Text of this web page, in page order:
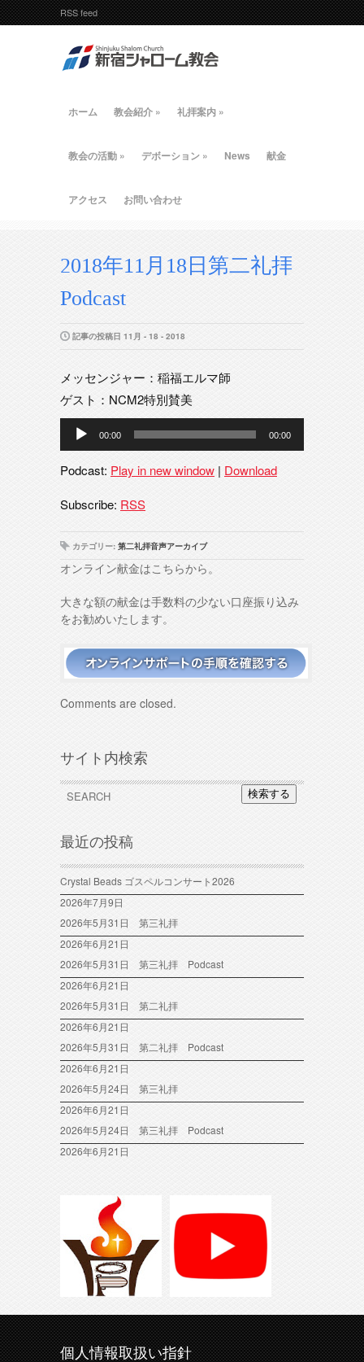
RSS feed
ホーム 教会紹介 » 礼拝案内 »
教会の活動 » デボーション » News 献金
アクセス お問い合わせ
2018年11月18日第二礼拝
Podcast
記事の投稿日 11月 - 18 - 2018
メッセンジャー：稲福エルマ師
ゲスト：NCM2特別賛美
レ
ー
ー
00:00 00:00
Podcast: Play in new window | Download
Subscribe: RSS
カテゴリー: 第二礼拝音声アーカイブ
オンライン献金はこちらから。
大きな額の献金は手数料の少ない口座振り込み
をお勧めいたします。
Comments are closed.
サイト内検索
検索する
最近の投稿
Crystal Beads ゴスペルコンサート2026
2026年7月9日
2026年5月31日 第三礼拝
2026年6月21日
2026年5月31日 第三礼拝 Podcast
2026年6月21日
2026年5月31日 第二礼拝
2026年6月21日
2026年5月31日 第二礼拝 Podcast
2026年6月21日
2026年5月24日 第三礼拝
2026年6月21日
2026年5月24日 第三礼拝 Podcast
2026年6月21日
個人情報取扱い指針